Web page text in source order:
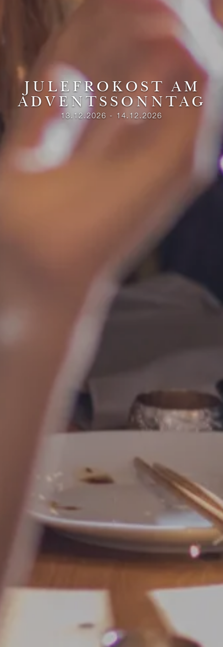
JULEFROKOST AM
ADVENTSSONNTAG
13.12.2026 - 14.12.2026